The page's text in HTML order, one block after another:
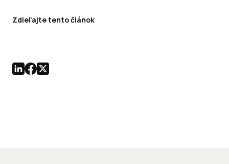
Zdieľajte tento článok